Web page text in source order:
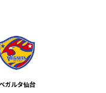
ガルタ仙台